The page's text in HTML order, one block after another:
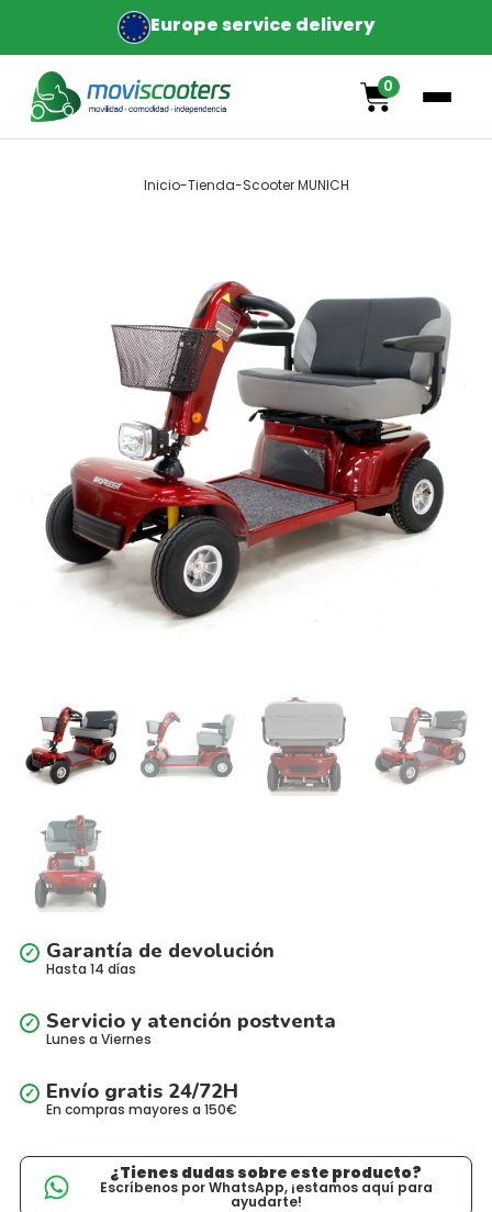
Europe service delivery
0
Inicio-Tienda-Scooter MUNICH
Garantía de devolución
Hasta 14 días
Servicio y atención postventa
Lunes a Viernes
Envío gratis 24/72H
En compras mayores a 150€
¿Tienes dudas sobre este producto?
Escríbenos por WhatsApp, ¡estamos aquí para
ayudarte!